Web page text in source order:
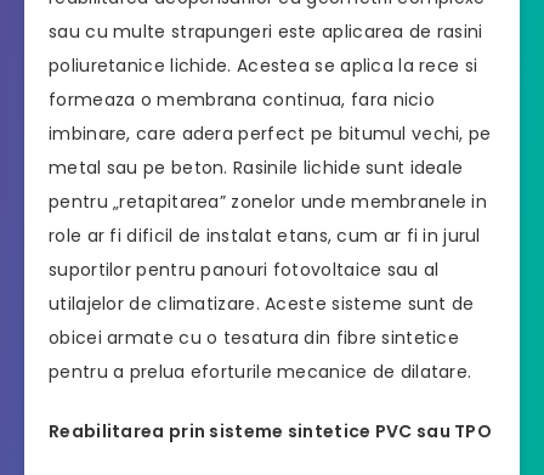
sau cu multe strapungeri este aplicarea de rasini
poliuretanice lichide. Acestea se aplica la rece si
formeaza o membrana continua, fara nicio
imbinare, care adera perfect pe bitumul vechi, pe
metal sau pe beton. Rasinile lichide sunt ideale
pentru „retapitarea” zonelor unde membranele in
role ar fi dificil de instalat etans, cum ar fi in jurul
suportilor pentru panouri fotovoltaice sau al
utilajelor de climatizare. Aceste sisteme sunt de
obicei armate cu o tesatura din fibre sintetice
pentru a prelua eforturile mecanice de dilatare.
Reabilitarea prin sisteme sintetice PVC sau TPO